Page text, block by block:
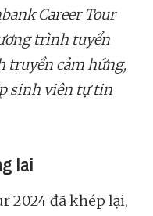
Career Tour
trình tuyển
truyền cảm hứng,
sinh viên tự tin
lai
2024 đã khép lại,